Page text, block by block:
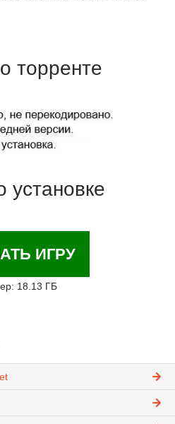
торренте
установке
ИГРУ
18.13 ГБ